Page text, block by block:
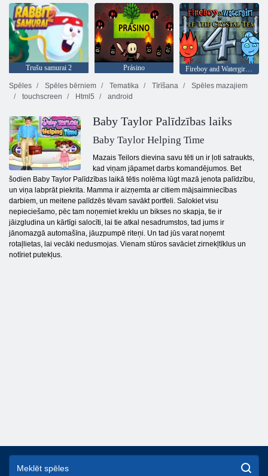
Trušu samurai 2 Prásino
Spēles
Spēles bērniem Tematika Tīrīšana
Spēles mazajiem
touchscreen
Html5 android
Baby Taylor Palīdzības laiks
Baby Taylor Helping Time
Mazais Teilors dievina savu tēti un ir ļoti satraukts,
kad viņam jāpamet darbs komandējumos. Bet
šodien Baby Taylor Palīdzības laikā tētis nolēma lūgt mazā jenota palīdzību,
un viņa labprāt piekrita. Mamma ir aizņemta ar citiem mājsaimniecības
darbiem, un meitene palīdzēs tēvam savākt portfeli. Salokiet visu
nepieciešamo, pēc tam noņemiet kreklu un bikses no skapja, tie ir
jāizgludina un kārtīgi salocīti, lai tie atkal nesadrumstos, tad jums ir
jānomazgā automašīna, jāuzpumpē riteņi. Un tad jūs varat noņemt
rotaļlietas, lai vecāki nedusmojas. Vienam stūros savāciet zirnekļtīklus un
notīriet putekļus.